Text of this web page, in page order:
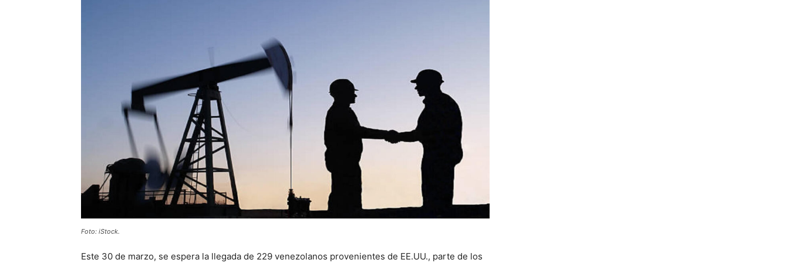
Foto: iStock.
Este 30 de marzo, se espera la llegada de 229 venezolanos provenientes de EE.UU., parte de los